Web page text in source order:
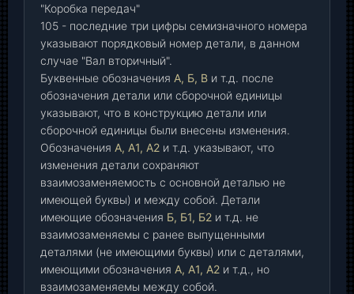
"Коробка передач"
105 - последние три цифры семизначного номера
указывают порядковый номер детали, в данном
случае "Вал вторичный".
Буквенные обозначения А, Б, В и т.д. после
обозначения детали или сборочной единицы
указывают, что в конструкцию детали или
сборочной единицы были внесены изменения.
Обозначения А, А1, А2 и т.д. указывают, что
изменения детали сохраняют
взаимозаменяемость с основной деталью не
имеющей буквы) и между собой. Детали
имеющие обозначения Б, Б1, Б2 и т.д. не
взаимозаменяемы с ранее выпущенными
деталями (не имеющими буквы) или с деталями,
имеющими обозначения А, А1, А2 и т.д., но
взаимозаменяемы между собой.